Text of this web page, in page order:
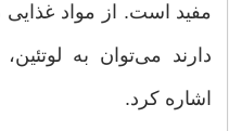
مفید است. از مواد
دارند می‌توان به
اشاره کرد.